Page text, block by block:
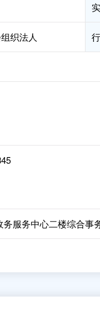
织法人
服务中心二楼综合事